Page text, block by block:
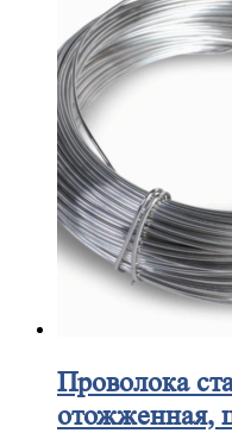
Проволока
отожженная,